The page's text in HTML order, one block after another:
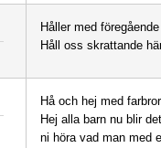
Håller med
Håll oss skrattande
Hå och hej med
Hej alla barn nu blir
ni höra vad man med